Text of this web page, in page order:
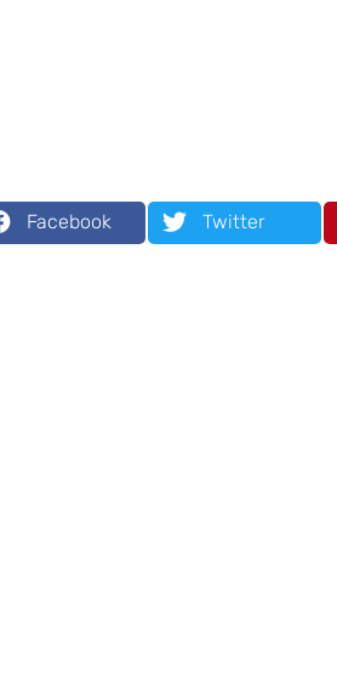
Facebook Twitter